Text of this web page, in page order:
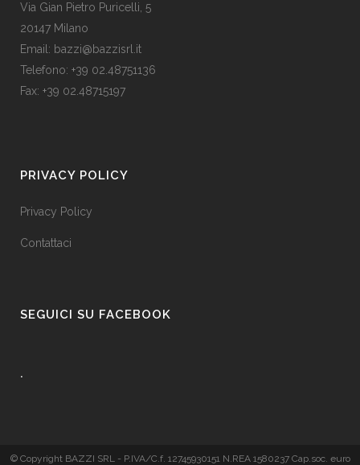
Via Gian Pietro Puricelli, 5
20147 Milano
Email: bazzi@bazzisrl.it
Telefono: +39 02.48751136
Fax: +39 02.48715197
PRIVACY POLICY
Privacy Policy
Contattaci
SEGUICI SU FACEBOOK
.
© Copyright BAZZI SRL - P.IVA/C.f. 12745930151 N.REA 1580237 Cap.soc. euro